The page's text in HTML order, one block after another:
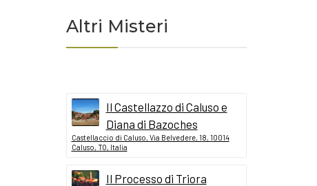
Altri Misteri
Il Castellazzo di Caluso e
Diana di Bazoches
Castellaccio di Caluso, Via Belvedere, 18, 10014
Caluso, TO, Italia
Il Processo di Triora